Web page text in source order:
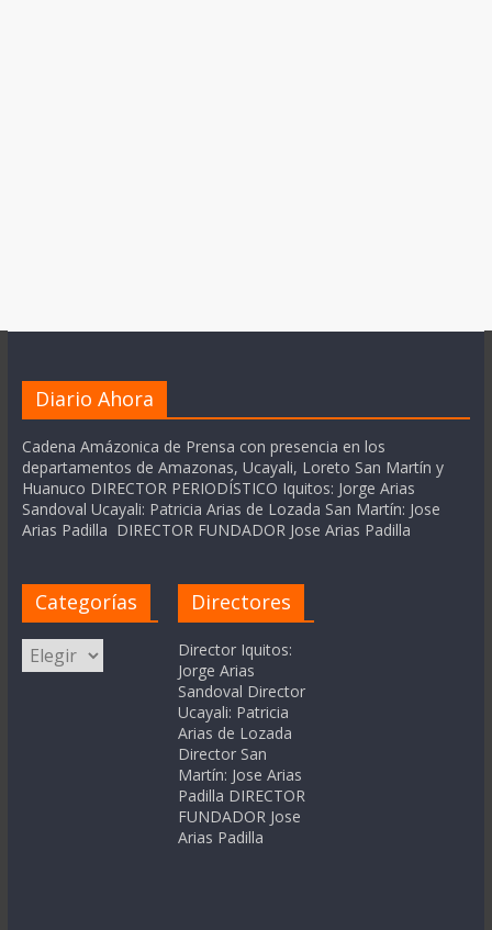
Diario Ahora
Cadena Amázonica de Prensa con presencia en los
departamentos de Amazonas, Ucayali, Loreto San Martín y
Huanuco DIRECTOR PERIODÍSTICO Iquitos: Jorge Arias
Sandoval Ucayali: Patricia Arias de Lozada San Martín: Jose
Arias Padilla DIRECTOR FUNDADOR Jose Arias Padilla
Categorías
Categorías
Directores
Director Iquitos:
Jorge Arias
Sandoval Director
Ucayali: Patricia
Arias de Lozada
Director San
Martín: Jose Arias
Padilla DIRECTOR
FUNDADOR Jose
Arias Padilla